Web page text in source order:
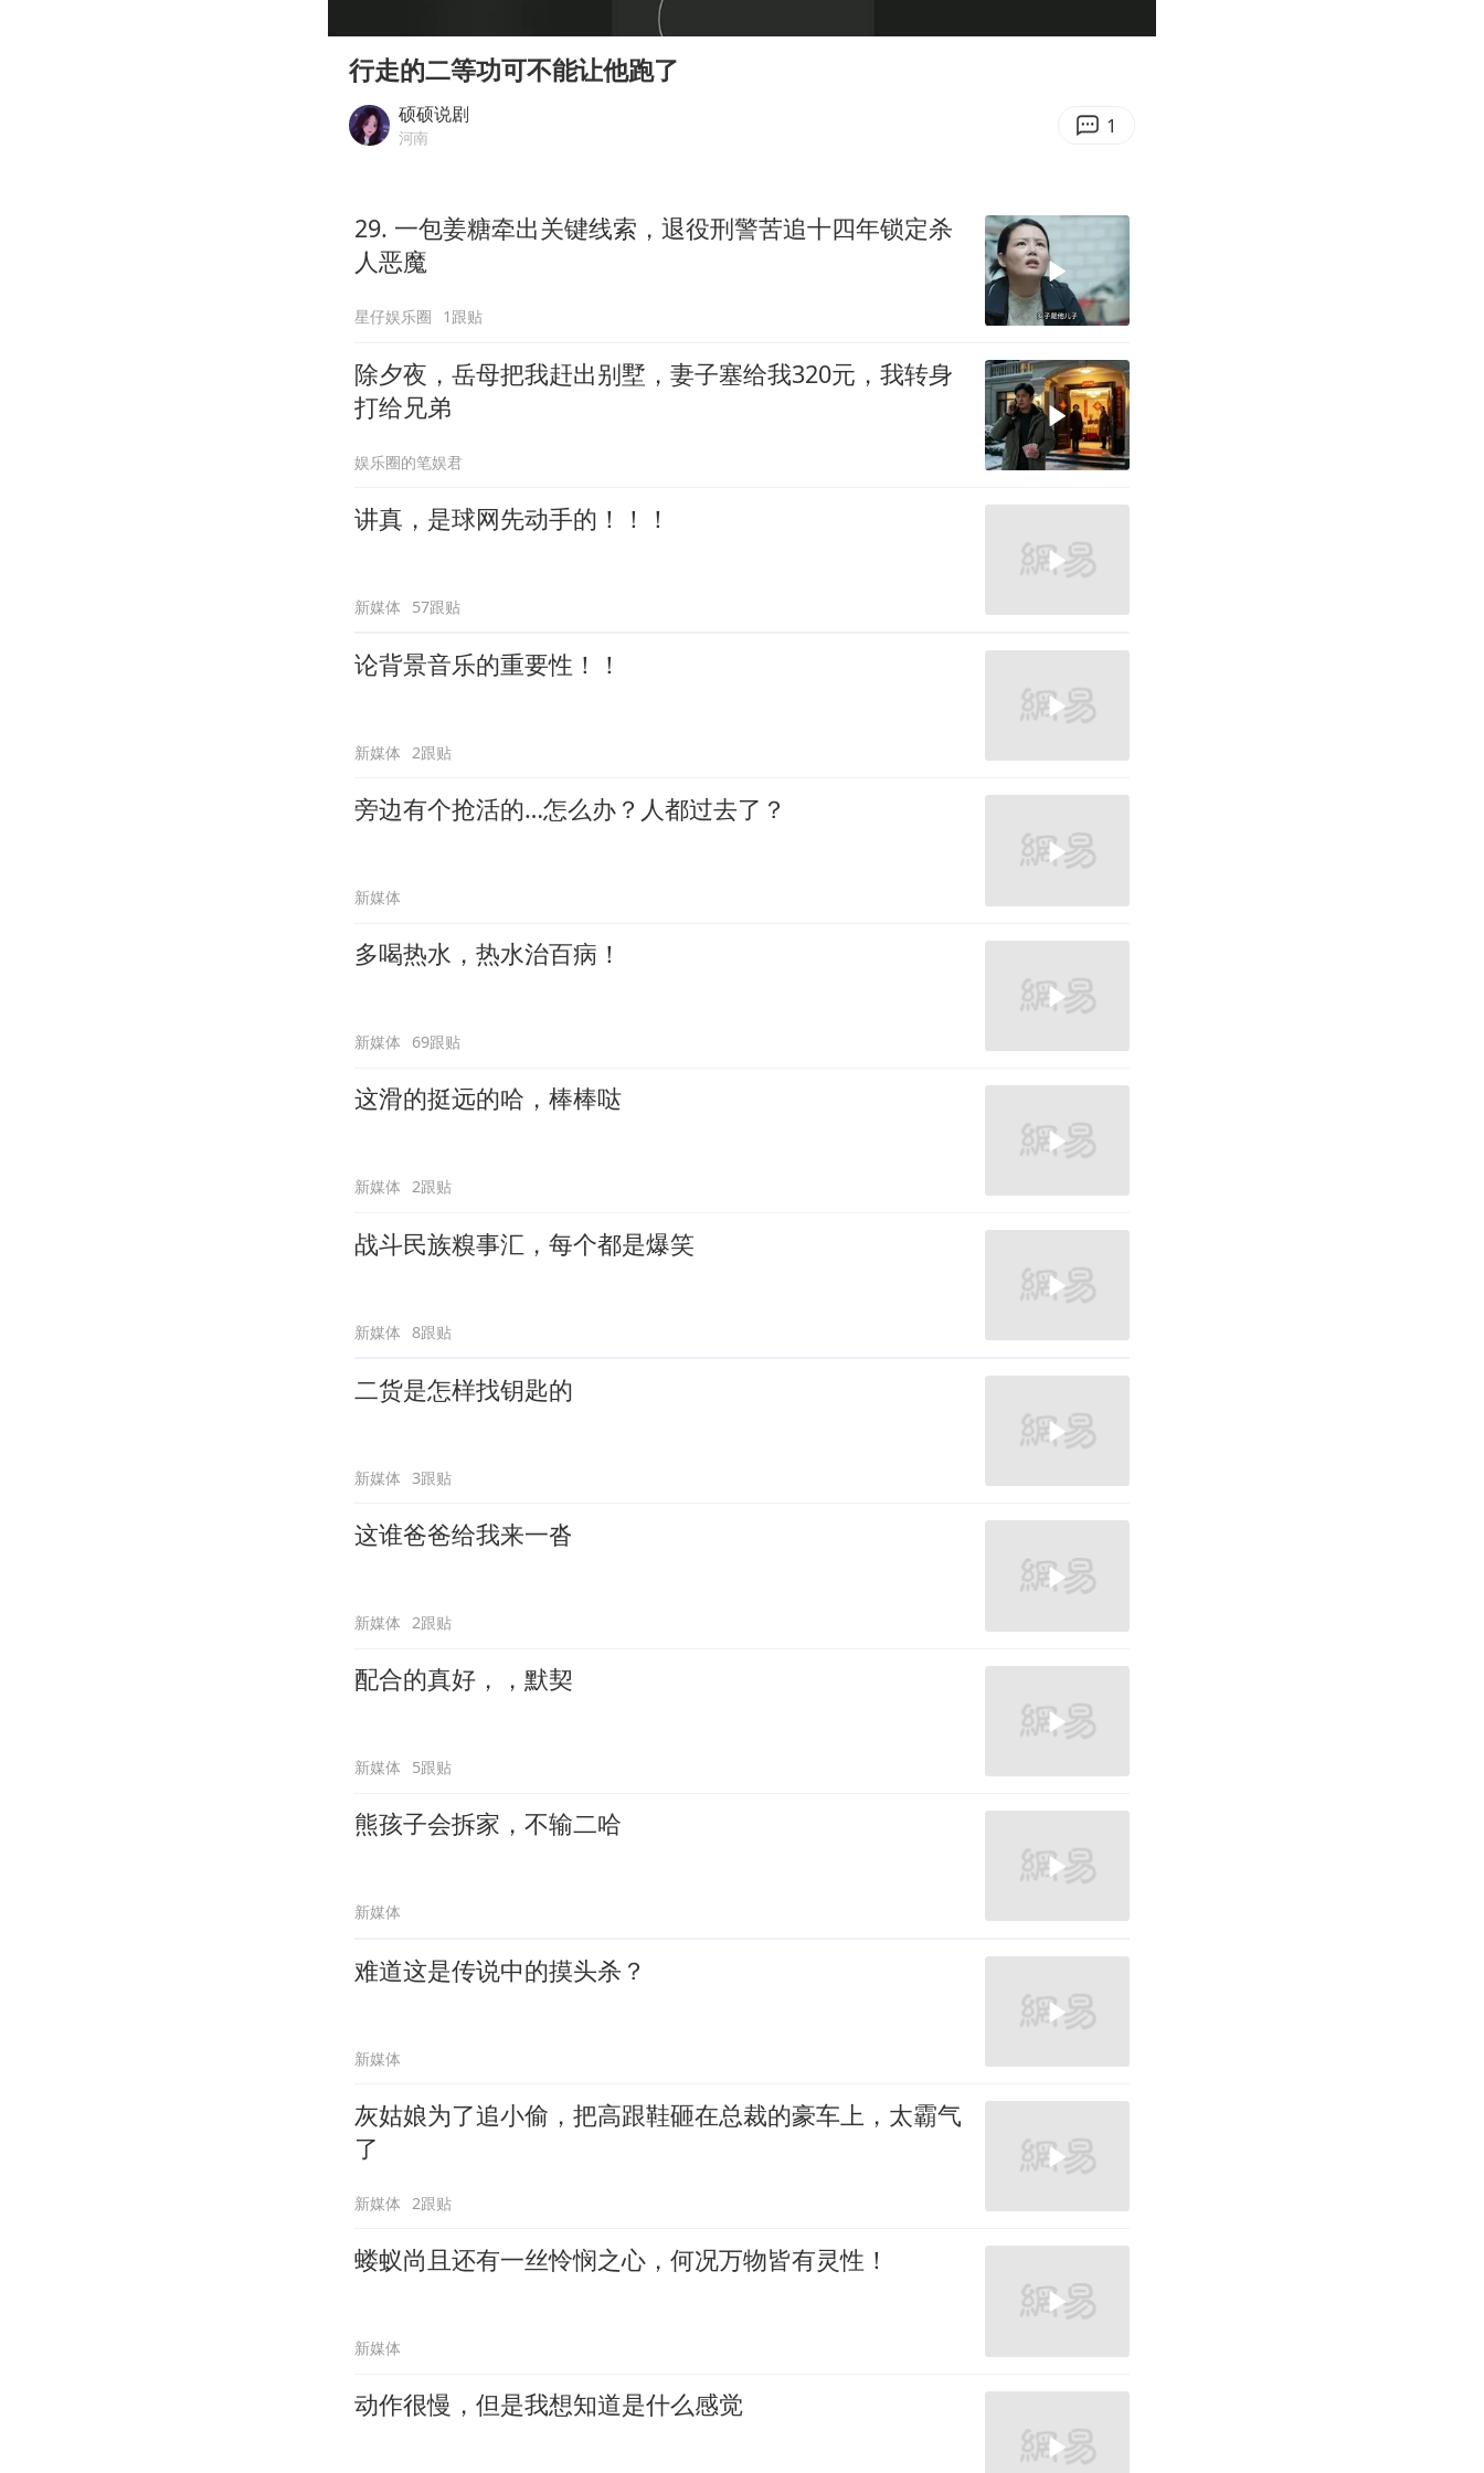
2025年小学教师减少13.19万
泰国：高度重视中国游客旅游体验
构建更高水平的全民健身公共服务体系
行走的二等功可不能让他跑了
硕硕说剧
河南 1
29. 一包姜糖牵出关键线索，退役刑警苦追十四年锁定杀
人恶魔
星仔娱乐圈 1跟贴
除夕夜，岳母把我赶出别墅，妻子塞给我320元，我转身
打给兄弟
娱乐圈的笔娱君
讲真，是球网先动手的！！！
新媒体 57跟贴
论背景音乐的重要性！！
新媒体 2跟贴
旁边有个抢活的…怎么办？人都过去了？
新媒体
多喝热水，热水治百病！
新媒体 69跟贴
这滑的挺远的哈，棒棒哒
新媒体 2跟贴
战斗民族糗事汇，每个都是爆笑
新媒体 8跟贴
二货是怎样找钥匙的
新媒体 3跟贴
这谁爸爸给我来一沓
新媒体 2跟贴
配合的真好，，默契
新媒体 5跟贴
熊孩子会拆家，不输二哈
新媒体
难道这是传说中的摸头杀？
新媒体
灰姑娘为了追小偷，把高跟鞋砸在总裁的豪车上，太霸气
了
新媒体 2跟贴
蝼蚁尚且还有一丝怜悯之心，何况万物皆有灵性！
新媒体
动作很慢，但是我想知道是什么感觉